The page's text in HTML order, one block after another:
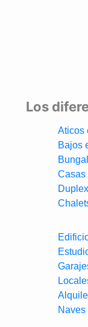
Los
Aticos
Bajos
Casas